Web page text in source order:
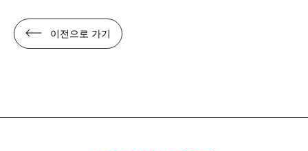
이전으로 가기